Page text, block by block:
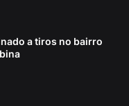
a tiros no bairro